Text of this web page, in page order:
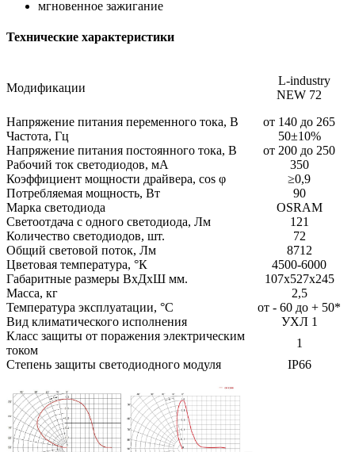
мгновенное зажигание
Технические характеристики
Модификации
L-industry
NEW 72
Напряжение питания переменного тока, В
от 140 до 265
Частота, Гц
50±10%
Напряжение питания постоянного тока, В
от 200 до 250
Рабочий ток светодиодов, мА
350
Коэффициент мощности драйвера, cos φ
≥0,9
Потребляемая мощность, Вт
90
Марка светодиода
OSRAM
Светоотдача с одного светодиода, Лм
121
Количество светодиодов, шт.
72
Общий световой поток, Лм
8712
Цветовая температура, °К
4500-6000
Габаритные размеры ВхДхШ мм.
107х527х245
Масса, кг
2,5
Температура эксплуатации, °С
от - 60 до + 50*
Вид климатического исполнения
УХЛ 1
Класс защиты от поражения электрическим
током
1
Степень защиты светодиодного модуля
IP66